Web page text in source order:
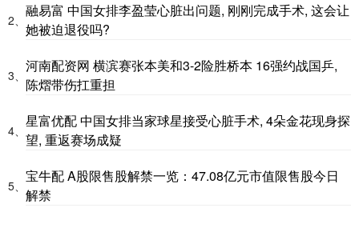
2、
融易富 中国女排李盈莹心脏出问题, 刚刚完成手术, 这会让
她被迫退役吗?
3、
河南配资网 横滨赛张本美和3-2险胜桥本 16强约战国乒,
陈熠带伤扛重担
4、
星富优配 中国女排当家球星接受心脏手术, 4朵金花现身探
望, 重返赛场成疑
5、
宝牛配 A股限售股解禁一览：47.08亿元市值限售股今日
解禁